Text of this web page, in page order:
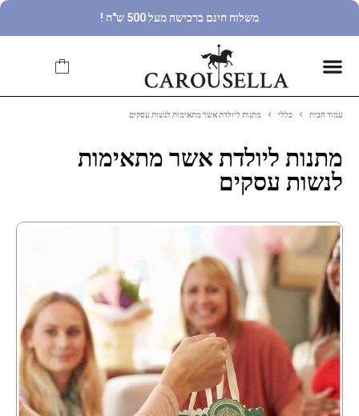
משלוח חינם ברכישה מעל 500 ש"ח !
עמוד הבית כללי מתנות ליולדת אשר מתאימות לנשות עסקים
מתנות ליולדת אשר מתאימות
לנשות עסקים